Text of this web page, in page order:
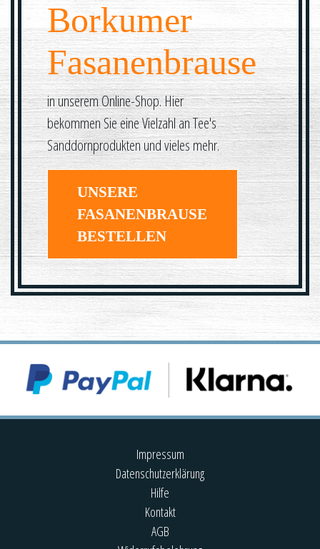
Borkumer
Fasanenbrause
in unserem Online-Shop. Hier
bekommen Sie eine Vielzahl an Tee's
Sanddornprodukten und vieles mehr.
UNSERE
FASANENBRAUSE
BESTELLEN
Impressum
Datenschutzerklärung
Hilfe
Kontakt
AGB